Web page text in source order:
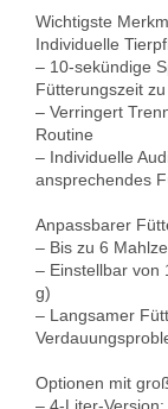
Wichtigste
Individuelle
– 10-sekündige
Fütterungszeit
– Verringert
Routine
– Individuelle
ansprechendes
Anpassbarer
– Bis zu 6
– Einstellbar von
g)
– Langsamer
Optionen mit